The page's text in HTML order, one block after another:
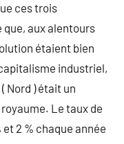
ces trois
que, aux alentours
étaient bien
industriel,
Nord ) était un
Le taux de
2 % chaque année